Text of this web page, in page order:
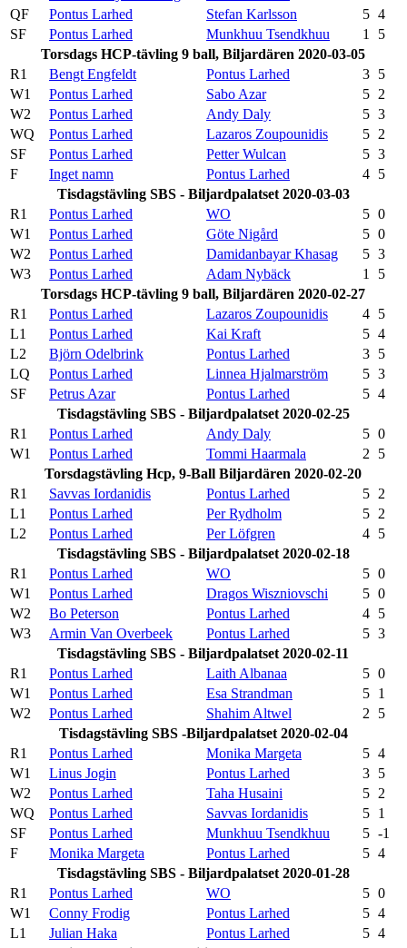
QF
Pontus Larhed Stefan Karlsson 5 4
SF
Pontus Larhed Munkhuu Tsendkhuu 1
5
Torsdags HCP-tävling 9 ball, Biljardären 2020-03-05
R1
Bengt Engfeldt Pontus Larhed 3 5
W1
Pontus Larhed Sabo Azar 5 2
W2
Pontus Larhed Andy Daly 5 3
WQ
Pontus Larhed Lazaros Zoupounidis 5 2
SF
Pontus Larhed Petter Wulcan 5 3
F
Inget namn Pontus Larhed 4 5
Tisdagstävling SBS - Biljardpalatset 2020-03-03
R1
Pontus Larhed WO 5 0
W1
Pontus Larhed Göte Nigård 5 0
W2
Pontus Larhed Damidanbayar Khasag 5 3
W3
Pontus Larhed Adam Nybäck 1
5
Torsdags HCP-tävling 9 ball, Biljardären 2020-02-27
R1
Pontus Larhed Lazaros Zoupounidis 4 5
L1
Pontus Larhed Kai Kraft 5 4
L2
Björn Odelbrink Pontus Larhed 3 5
LQ
Pontus Larhed Linnea Hjalmarström 5 3
SF
Petrus Azar Pontus Larhed 5 4
Tisdagstävling SBS - Biljardpalatset 2020-02-25
R1
Pontus Larhed Andy Daly 5 0
W1
Pontus Larhed Tommi Haarmala 2
5
Torsdagstävling Hcp, 9-Ball Biljardären 2020-02-20
R1
Savvas Iordanidis Pontus Larhed 5 2
L1
Pontus Larhed Per Rydholm 5 2
L2
Pontus Larhed Per Löfgren 4 5
Tisdagstävling SBS - Biljardpalatset 2020-02-18
R1
Pontus Larhed WO 5 0
W1
Pontus Larhed Dragos Wiszniovschi 5 0
W2
Bo Peterson Pontus Larhed 4 5
W3
Armin Van Overbeek Pontus Larhed 5 3
Tisdagstävling SBS - Biljardpalatset 2020-02-11
R1
Pontus Larhed Laith Albanaa 5 0
W1
Pontus Larhed Esa Strandman 5 1
W2
Pontus Larhed Shahim Altwel 2
5
Tisdagstävling SBS -Biljardpalatset 2020-02-04
R1
Pontus Larhed Monika Margeta 5 4
W1
Linus Jogin Pontus Larhed 3 5
W2
Pontus Larhed Taha Husaini 5 2
WQ
Pontus Larhed Savvas Iordanidis 5 1
SF
Pontus Larhed Munkhuu Tsendkhuu 5 -1
F
Monika Margeta Pontus Larhed 5 4
Tisdagstävling SBS - Biljardpalatset 2020-01-28
R1
Pontus Larhed WO 5 0
W1
Conny Frodig Pontus Larhed 5 4
L1
Julian Haka Pontus Larhed 5 4